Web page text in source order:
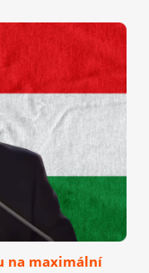
na maximální